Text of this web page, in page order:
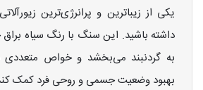
یکی از زیباترین و پرانرژی‌ترین
داشته باشید. این سنگ با رنگ سیاه
به گردنبند می‌بخشد و خواص متعددی
بهبود وضعیت جسمی و روحی فرد کمک